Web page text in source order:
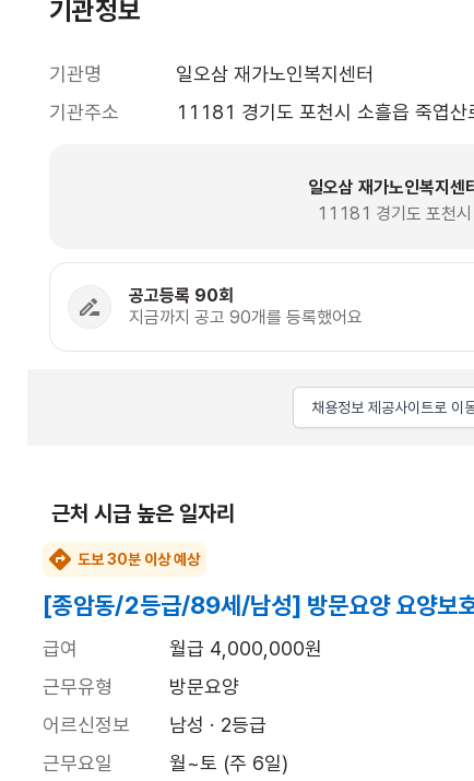
기관정보
기관명
일오삼 재가노인복지센터
기관주소
11181 경기도 포천시 소흘읍 죽엽
일오삼 재가노인복지센
11181 경기도 포천시
공고등록 90회
지금까지 공고 90개를 등록했어요
채용정보 제공사이트로 이
근처 시급 높은 일자리
도보 30분 이상 예상
[종암동/2등급/89세/남성] 방문요양 요양보
급여
월급 4,000,000원
근무유형
방문요양
어르신정보
남성 · 2등급
근무요일
월~토 (주 6일)